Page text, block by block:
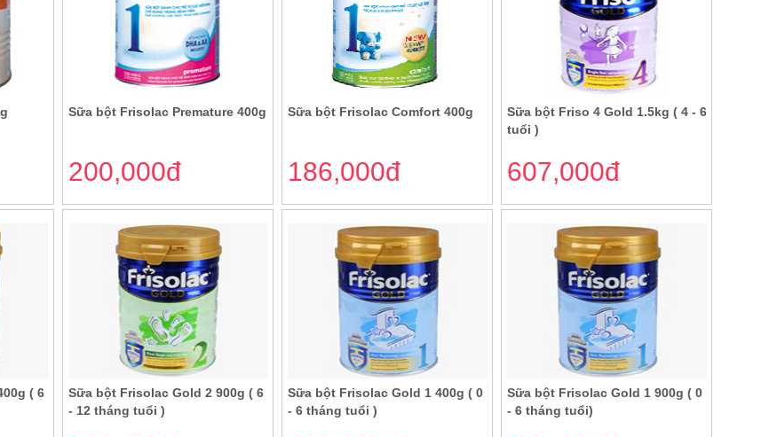
Sữa bột Frisolac Premature 400g
200,000đ
Sữa bột Frisolac Comfort 400g
186,000đ
Sữa bột Friso 4 Gold 1.5kg ( 4 - 6
tuổi )
607,000đ
( 6
Sữa bột Frisolac Gold 2 900g ( 6
- 12 tháng tuổi )
Sữa bột Frisolac Gold 1 400g ( 0
- 6 tháng tuổi )
Sữa bột Frisolac Gold 1 900g ( 0
- 6 tháng tuổi)